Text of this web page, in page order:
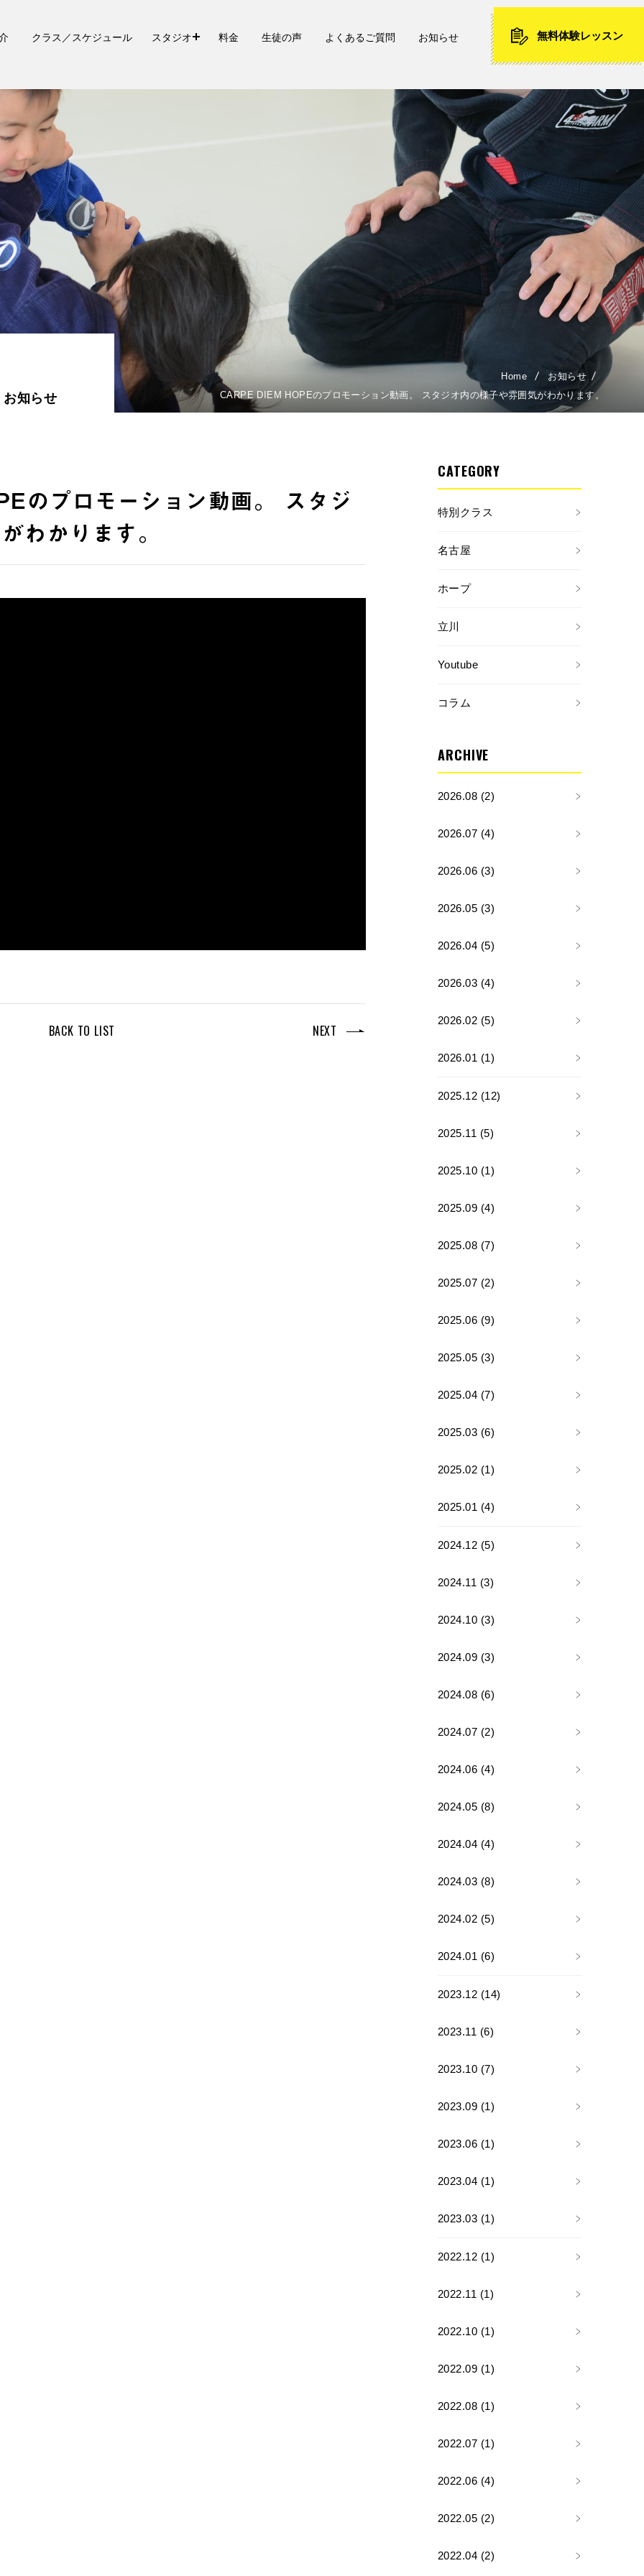
クラス／スケジュール スタジオ 料金 生徒の声 よくあるご質問 お知らせ 無料体験レッスン
お知らせ
Home
お知らせ
CARPE DIEM HOPEのプロモーション動画。 スタジオ内の様子や雰囲気がわかります。
のプロモーション動画。 スタジ
わかります。
BACK TO LIST NEXT
CATEGORY
特別クラス
名古屋
ホープ
立川
Youtube
コラム
ARCHIVE
2026.08 (2)
2026.07 (4)
2026.06 (3)
2026.05 (3)
2026.04 (5)
2026.03 (4)
2026.02 (5)
2026.01 (1)
2025.12 (12)
2025.11 (5)
2025.10 (1)
2025.09 (4)
2025.08 (7)
2025.07 (2)
2025.06 (9)
2025.05 (3)
2025.04 (7)
2025.03 (6)
2025.02 (1)
2025.01 (4)
2024.12 (5)
2024.11 (3)
2024.10 (3)
2024.09 (3)
2024.08 (6)
2024.07 (2)
2024.06 (4)
2024.05 (8)
2024.04 (4)
2024.03 (8)
2024.02 (5)
2024.01 (6)
2023.12 (14)
2023.11 (6)
2023.10 (7)
2023.09 (1)
2023.06 (1)
2023.04 (1)
2023.03 (1)
2022.12 (1)
2022.11 (1)
2022.10 (1)
2022.09 (1)
2022.08 (1)
2022.07 (1)
2022.06 (4)
2022.05 (2)
2022.04 (2)